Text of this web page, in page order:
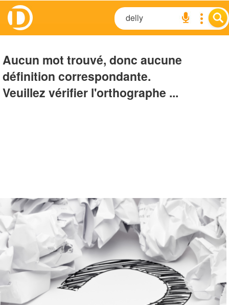
Aucun mot trouvé, donc aucune
définition correspondante.
Veuillez vérifier l'orthographe ...